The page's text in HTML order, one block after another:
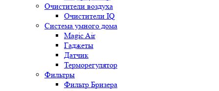
Очистители воздуха
Очистители IQ
Система умного дома
Magic Air
Гаджеты
Датчик
Терморегулятор
Фильтры
Фильтр Бризера